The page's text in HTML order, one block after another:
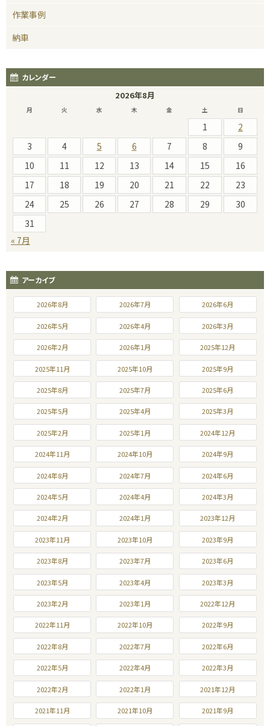
作業事例
納車
カレンダー
2026年8月
月 火 水 木 金 土 日
1
2
3
4 5 6 7 8
9
10
11 12 13 14 15
16
17
18 19 20 21 22
23
24
25 26 27 28 29
30
31
« 7月
アーカイブ
2026年8月 2026年7月 2026年6月
2026年5月 2026年4月 2026年3月
2026年2月 2026年1月 2025年12月
2025年11月 2025年10月 2025年9月
2025年8月 2025年7月 2025年6月
2025年5月 2025年4月 2025年3月
2025年2月 2025年1月 2024年12月
2024年11月 2024年10月 2024年9月
2024年8月 2024年7月 2024年6月
2024年5月 2024年4月 2024年3月
2024年2月 2024年1月 2023年12月
2023年11月 2023年10月 2023年9月
2023年8月 2023年7月 2023年6月
2023年5月 2023年4月 2023年3月
2023年2月 2023年1月 2022年12月
2022年11月 2022年10月 2022年9月
2022年8月 2022年7月 2022年6月
2022年5月 2022年4月 2022年3月
2022年2月 2022年1月 2021年12月
2021年11月 2021年10月 2021年9月